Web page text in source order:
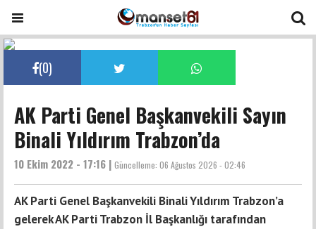
(0)
AK Parti Genel Başkanvekili Sayın
Binali Yıldırım Trabzon’da
10 Ekim 2022 - 17:16 | Güncelleme: 06 Ağustos 2026 - 02:46
AK Parti Genel Başkanvekili Binali Yıldırım Trabzon’a
gelerek AK Parti Trabzon İl Başkanlığı tarafından